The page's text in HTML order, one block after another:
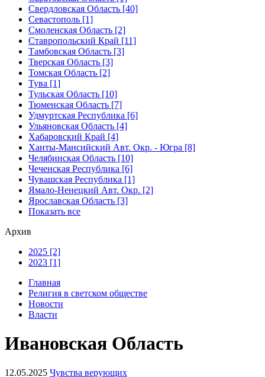
Свердловская Область [40]
Севастополь [1]
Смоленская Область [2]
Ставропольский Край [11]
Тамбовская Область [3]
Тверская Область [3]
Томская Область [2]
Тува [1]
Тульская Область [10]
Тюменская Область [7]
Удмуртская Республика [6]
Ульяновская Область [4]
Хабаровский Край [4]
Ханты-Мансийский Авт. Окр. - Югра [8]
Челябинская Область [10]
Чеченская Республика [6]
Чувашская Республика [1]
Ямало-Ненецкий Авт. Окр. [2]
Ярославская Область [3]
Показать все
Архив
2025 [2]
2023 [1]
Главная
Религия в светском обществе
Новости
Власти
Ивановская Область
12.05.2025 Чувства верующих